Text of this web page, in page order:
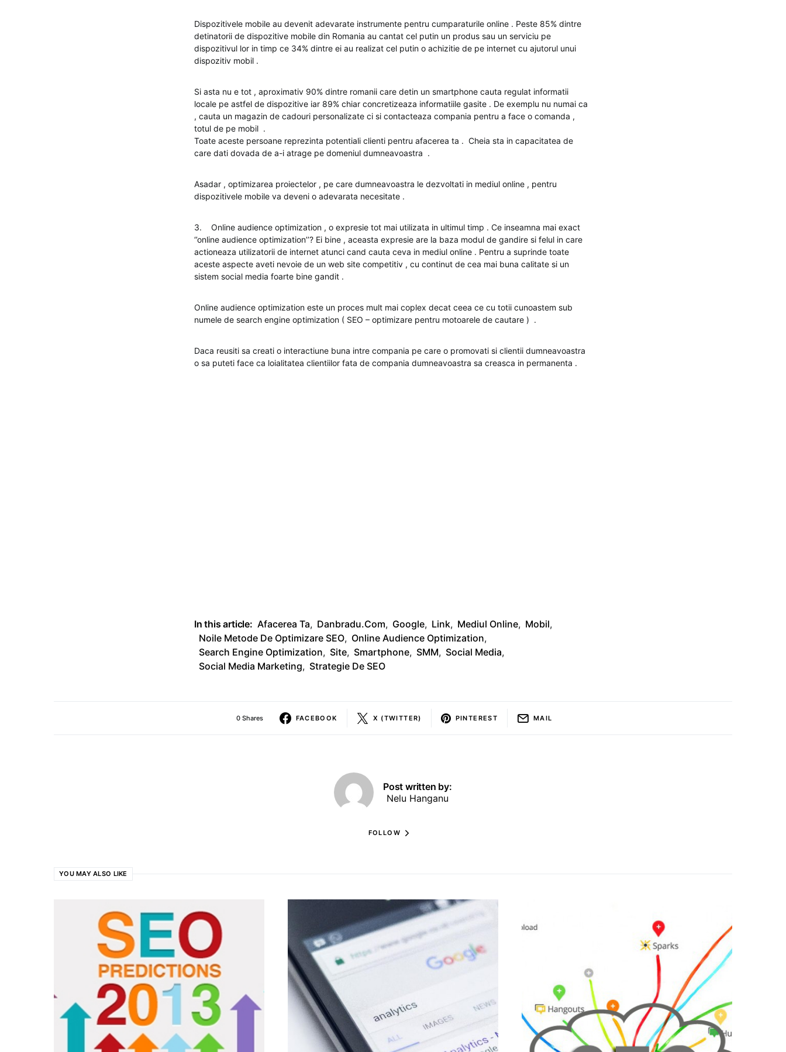
Dispozitivele mobile au devenit adevarate instrumente pentru cumparaturile online . Peste 85% dintre
detinatorii de dispozitive mobile din Romania au cantat cel putin un produs sau un serviciu pe
dispozitivul lor in timp ce 34% dintre ei au realizat cel putin o achizitie de pe internet cu ajutorul unui
dispozitiv mobil .
Si asta nu e tot , aproximativ 90% dintre romanii care detin un smartphone cauta regulat informatii
locale pe astfel de dispozitive iar 89% chiar concretizeaza informatiile gasite . De exemplu nu numai ca
, cauta un magazin de cadouri personalizate ci si contacteaza compania pentru a face o comanda ,
totul de pe mobil .
Toate aceste persoane reprezinta potentiali clienti pentru afacerea ta . Cheia sta in capacitatea de
care dati dovada de a-i atrage pe domeniul dumneavoastra .
Asadar , optimizarea proiectelor , pe care dumneavoastra le dezvoltati in mediul online , pentru
dispozitivele mobile va deveni o adevarata necesitate .
3. Online audience optimization , o expresie tot mai utilizata in ultimul timp . Ce inseamna mai exact
‘’online audience optimization’’? Ei bine , aceasta expresie are la baza modul de gandire si felul in care
actioneaza utilizatorii de internet atunci cand cauta ceva in mediul online . Pentru a suprinde toate
aceste aspecte aveti nevoie de un web site competitiv , cu continut de cea mai buna calitate si un
sistem social media foarte bine gandit .
Online audience optimization este un proces mult mai coplex decat ceea ce cu totii cunoastem sub
numele de search engine optimization ( SEO – optimizare pentru motoarele de cautare ) .
Daca reusiti sa creati o interactiune buna intre compania pe care o promovati si clientii dumneavoastra
o sa puteti face ca loialitatea clientiilor fata de compania dumneavoastra sa creasca in permanenta .
In this article: Afacerea Ta, Danbradu.com, Google, Link, Mediul Online, Mobil,
Noile Metode De Optimizare SEO, Online Audience Optimization,
Search Engine Optimization, Site, Smartphone, SMM, Social Media,
Social Media Marketing, Strategie De SEO
0 Shares FACEBOOK X (TWITTER) PINTEREST MAIL
Post written by:
Nelu Hanganu
FOLLOW
YOU MAY ALSO LIKE